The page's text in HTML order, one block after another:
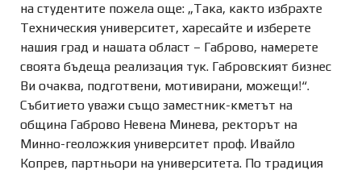
на студентите пожела още: „Така, както избрахте
Техническия университет, харесайте и изберете
нашия град и нашата област – Габрово, намерете
своята бъдеща реализация тук. Габровският бизнес
Ви очаква, подготвени, мотивирани, можещи!“.
Събитието уважи също заместник-кметът на
община Габрово Невена Минева, ректорът на
Минно-геоложкия университет проф. Ивайло
Копрев, партньори на университета. По традиция